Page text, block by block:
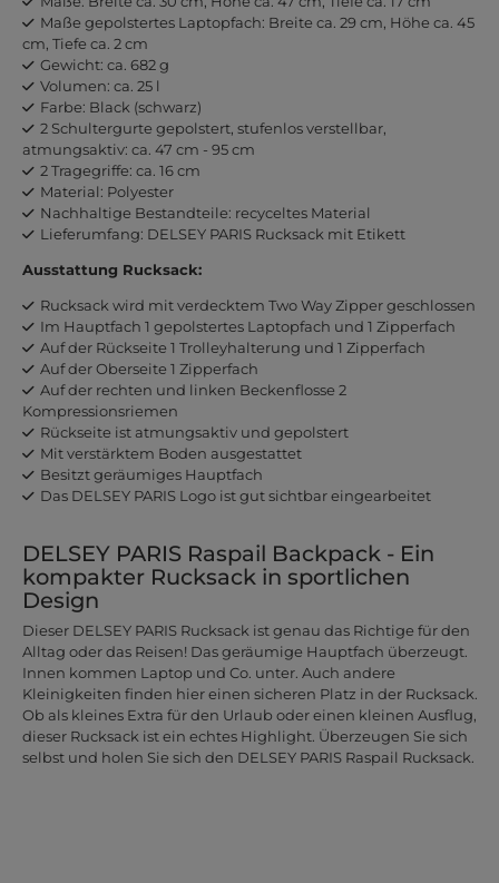
Maße gepolstertes Laptopfach: Breite ca. 29 cm, Höhe ca. 45
cm, Tiefe ca. 2 cm
Gewicht: ca. 682 g
Volumen: ca. 25 l
Farbe: Black (schwarz)
2 Schultergurte gepolstert, stufenlos verstellbar,
atmungsaktiv: ca. 47 cm - 95 cm
2 Tragegriffe: ca. 16 cm
Material: Polyester
Nachhaltige Bestandteile: recyceltes Material
Lieferumfang: DELSEY PARIS Rucksack mit Etikett
Ausstattung Rucksack:
Rucksack wird mit verdecktem Two Way Zipper geschlossen
Im Hauptfach 1 gepolstertes Laptopfach und 1 Zipperfach
Auf der Rückseite 1 Trolleyhalterung und 1 Zipperfach
Auf der Oberseite 1 Zipperfach
Auf der rechten und linken Beckenflosse 2
Kompressionsriemen
Rückseite ist atmungsaktiv und gepolstert
Mit verstärktem Boden ausgestattet
Besitzt geräumiges Hauptfach
Das DELSEY PARIS Logo ist gut sichtbar eingearbeitet
DELSEY PARIS Raspail Backpack - Ein
kompakter Rucksack in sportlichen
Design
Dieser DELSEY PARIS Rucksack ist genau das Richtige für den
Alltag oder das Reisen! Das geräumige Hauptfach überzeugt.
Innen kommen Laptop und Co. unter. Auch andere
Kleinigkeiten finden hier einen sicheren Platz in der Rucksack.
Ob als kleines Extra für den Urlaub oder einen kleinen Ausflug,
dieser Rucksack ist ein echtes Highlight. Überzeugen Sie sich
selbst und holen Sie sich den DELSEY PARIS Raspail Rucksack.